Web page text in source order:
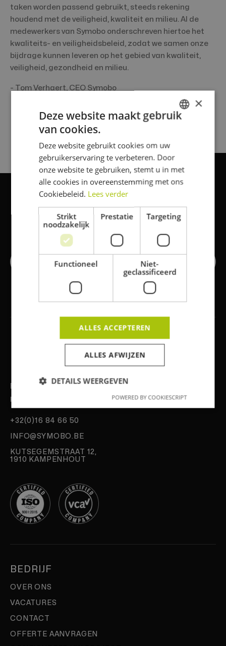
taken worden passend gebruikt, steeds rekening
houdend met de veiligheid, kwaliteit en milieu. Al de
medewerkers van Symobo onderschreven hiertoe het
kwaliteits- en veiligheidsbeleid, zodat we samen onze
bijdrage kunnen leveren op het gebied van kwaliteit,
veiligheid, gezondheid en milieu.
- Tom Verhaert, CEO Symobo
Klaar voor de start van je
volgende project?
Offerte aanvragen
Experts in snel, duurzaam en efficiënt
prefab bouwen.
+32(0)16 84 66 50
INFO@SYMOBO.BE
KUTSEGEMSTRAAT 12,
1910 KAMPENHOUT
BEDRIJF
OVER ONS
VACATURES
CONTACT
OFFERTE AANVRAGEN
×
Deze website maakt gebruik
van cookies.
Deze website gebruikt cookies om uw
gebruikerservaring te verbeteren. Door
onze website te gebruiken, stemt u in met
alle cookies in overeenstemming met ons
Cookiebeleid. Lees verder
Strikt
noodzakelijk
Prestatie Targeting
Functioneel
Niet-
geclassificeerd
ALLES ACCEPTEREN
ALLES AFWIJZEN
DETAILS WEERGEVEN
POWERED BY COOKIESCRIPT